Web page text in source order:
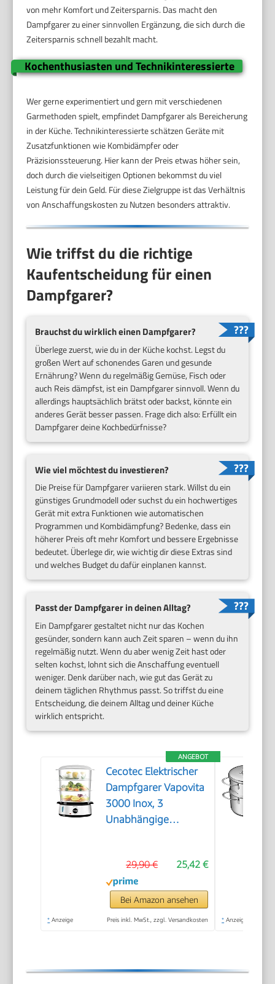
von mehr Komfort und Zeitersparnis. Das macht den
Dampfgarer zu einer sinnvollen Ergänzung, die sich durch die
Zeitersparnis schnell bezahlt macht.
Kochenthusiasten und Technikinteressierte
Wer gerne experimentiert und gern mit verschiedenen
Garmethoden spielt, empfindet Dampfgarer als Bereicherung
in der Küche. Technikinteressierte schätzen Geräte mit
Zusatzfunktionen wie Kombidämpfer oder
Präzisionssteuerung. Hier kann der Preis etwas höher sein,
doch durch die vielseitigen Optionen bekommst du viel
Leistung für dein Geld. Für diese Zielgruppe ist das Verhältnis
von Anschaffungskosten zu Nutzen besonders attraktiv.
Wie triffst du die richtige
Kaufentscheidung für einen
Dampfgarer?
Brauchst du wirklich einen Dampfgarer?
Überlege zuerst, wie du in der Küche kochst. Legst du
großen Wert auf schonendes Garen und gesunde
Ernährung? Wenn du regelmäßig Gemüse, Fisch oder
auch Reis dämpfst, ist ein Dampfgarer sinnvoll. Wenn du
allerdings hauptsächlich brätst oder backst, könnte ein
anderes Gerät besser passen. Frage dich also: Erfüllt ein
Dampfgarer deine Kochbedürfnisse?
Wie viel möchtest du investieren?
Die Preise für Dampfgarer variieren stark. Willst du ein
günstiges Grundmodell oder suchst du ein hochwertiges
Gerät mit extra Funktionen wie automatischen
Programmen und Kombidämpfung? Bedenke, dass ein
höherer Preis oft mehr Komfort und bessere Ergebnisse
bedeutet. Überlege dir, wie wichtig dir diese Extras sind
und welches Budget du dafür einplanen kannst.
Passt der Dampfgarer in deinen Alltag?
Ein Dampfgarer gestaltet nicht nur das Kochen
gesünder, sondern kann auch Zeit sparen – wenn du ihn
regelmäßig nutzt. Wenn du aber wenig Zeit hast oder
selten kochst, lohnt sich die Anschaffung eventuell
weniger. Denk darüber nach, wie gut das Gerät zu
deinem täglichen Rhythmus passt. So triffst du eine
Entscheidung, die deinem Alltag und deiner Küche
wirklich entspricht.
ANGEBOT
Cecotec Elektrischer
Dampfgarer Vapovita
3000 Inox, 3
Unabhängige
seitliche
Wassereinlässe, Grau,
800W, BPA-frei,
Spülmaschinengeeignet,
25,42 €
29,90 €
Bei Amazon ansehen
* Anzeige Preis inkl. MwSt., zzgl. Versandkosten * Anzeige